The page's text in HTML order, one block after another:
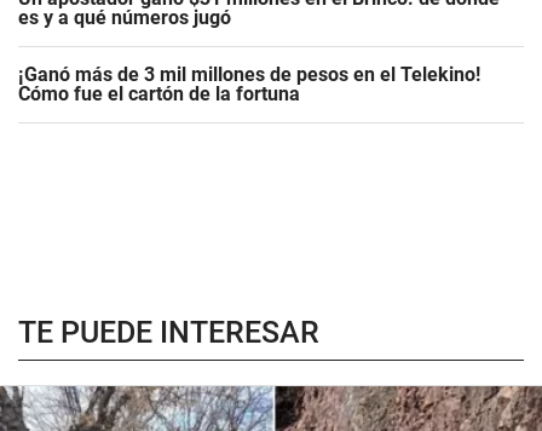
es y a qué números jugó
¡Ganó más de 3 mil millones de pesos en el Telekino!
Cómo fue el cartón de la fortuna
TE PUEDE INTERESAR